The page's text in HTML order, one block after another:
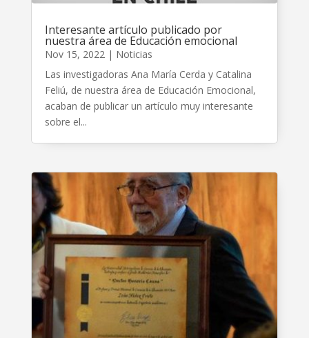
Interesante artículo publicado por
nuestra área de Educación emocional
Nov 15, 2022| Noticias
Las investigadoras Ana María Cerda y Catalina
Feliú, de nuestra área de Educación Emocional,
acaban de publicar un artículo muy interesante
sobre el...